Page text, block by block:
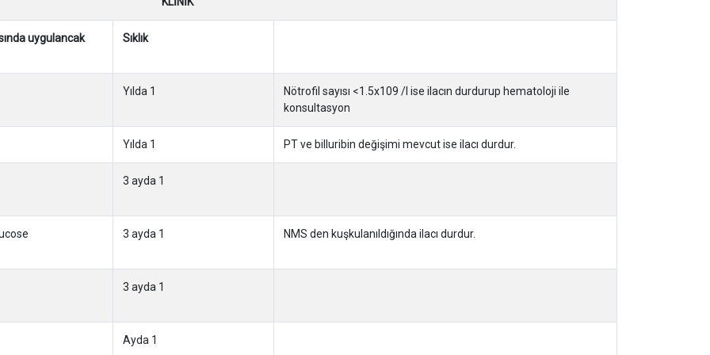
uygulancak Sıklık
Yılda 1
Nötrofil sayısı <1.5x109 /l ise ilacın durdurup hematoloji ile
konsultasyon
Yılda 1 PT ve billuribin değişimi mevcut ise ilacı durdur.
3 ayda 1
3 ayda 1 NMS den kuşkulanıldığında ilacı durdur.
3 ayda 1
Ayda 1